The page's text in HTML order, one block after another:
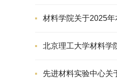
材料学院关于2025
北京理工大学材料学
先进材料实验中心关